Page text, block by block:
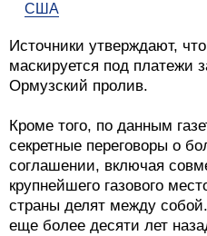
США
Источники утверждают,
маскируется под платежи
Ормузский пролив.
Кроме того, по данным
секретные переговоры о
соглашении, включая
крупнейшего газового
страны делят между
еще более десяти лет